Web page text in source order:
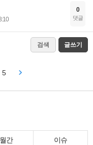
0
댓글
검색 글쓰기
5
월간 이슈